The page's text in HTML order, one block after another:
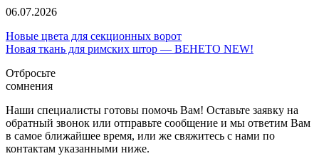
06.07.2026
Новые цвета для секционных ворот
Новая ткань для римских штор — ВЕНЕТО NEW!
Отбросьте
сомнения
Наши специалисты готовы помочь Вам! Оставьте заявку на
обратный звонок или отправьте сообщение и мы ответим Вам
в самое ближайшее время, или же свяжитесь с нами по
контактам указанными ниже.